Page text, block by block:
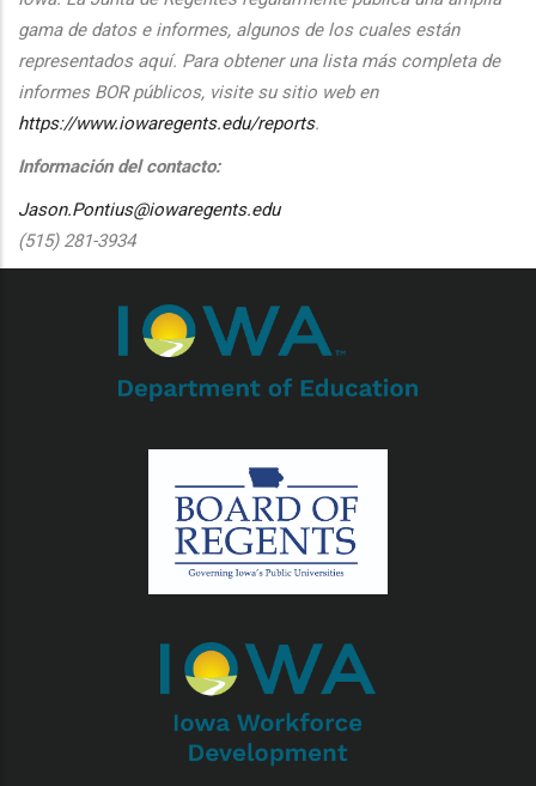
gama de datos e informes, algunos de los cuales están
representados aquí. Para obtener una lista más completa de
informes BOR públicos, visite su sitio web en
https://www.iowaregents.edu/reports.
Información del contacto:
Jason.Pontius@iowaregents.edu
(515) 281-3934